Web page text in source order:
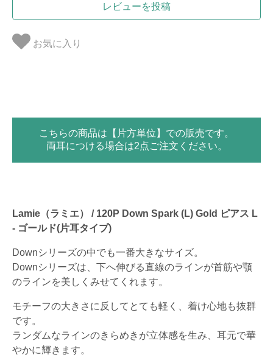
レビューを投稿
お気に入り
こちらの商品は【片方単位】での販売です。
両耳につける場合は2点ご注文ください。
Lamie（ラミエ） / 120P Down Spark (L) Gold ピアス L
- ゴールド(片耳タイプ)
Downシリーズの中でも一番大きなサイズ。
Downシリーズは、下へ伸びる直線のラインが首筋や顎
のラインを美しくみせてくれます。
モチーフの大きさに反してとても軽く、着け心地も抜群
です。
ランダムなラインのきらめきが立体感を生み、耳元で華
やかに輝きます。